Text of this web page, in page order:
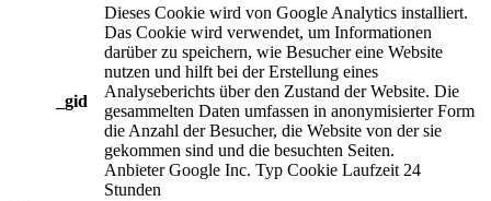
_gid
Dieses Cookie wird von Google Analytics installiert.
Das Cookie wird verwendet, um Informationen
darüber zu speichern, wie Besucher eine Website
nutzen und hilft bei der Erstellung eines
Analyseberichts über den Zustand der Website. Die
gesammelten Daten umfassen in anonymisierter Form
die Anzahl der Besucher, die Website von der sie
gekommen sind und die besuchten Seiten.
Anbieter Google Inc. Typ Cookie Laufzeit 24
Stunden